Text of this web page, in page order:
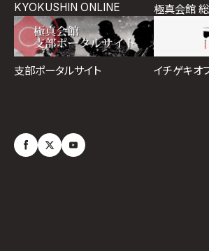
KYOKUSHIN ONLINE 極真会館
支部ポータルサイト イチゲキオ